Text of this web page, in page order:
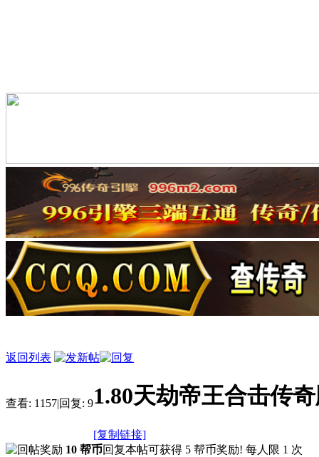
返回列表
查看: 1157|回复: 91.80天劫帝王合击传
[复制链接]
10 帮币回复本帖可获得 5 帮币奖励! 每人限 1 次